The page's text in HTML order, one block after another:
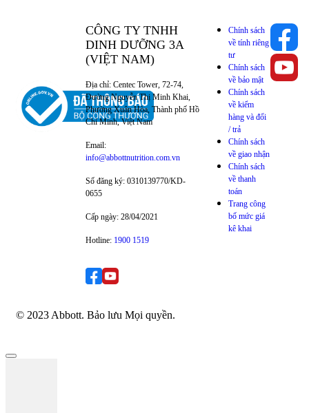
CÔNG TY TNHH
DINH DƯỠNG 3A
(VIỆT NAM)
Địa chỉ: Centec Tower, 72-74,
Đường Nguyễn Thị Minh Khai,
Phường Xuân Hòa, Thành phố Hồ
Chí Minh, Việt Nam
Email:
info@abbottnutrition.com.vn
Số đăng ký: 0310139770/KD-
0655
Cấp ngày: 28/04/2021
Hotline: 1900 1519
Chính sách
về tính riêng
tư
Chính sách
về bảo mật
Chính sách
về kiểm
hàng và đổi
/ trả
Chính sách
về giao nhận
Chính sách
về thanh
toán
Trang công
bố mức giá
kê khai
© 2023 Abbott. Bảo lưu Mọi quyền.